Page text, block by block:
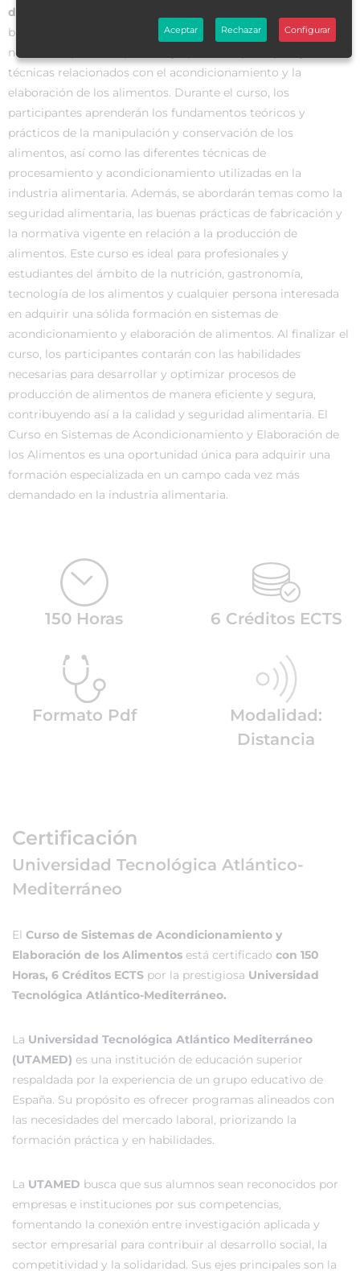
de los Alimentos
brindar a los estudiantes los conocimientos y habilidades
necesarios para comprender y aplicar los principios y
técnicas relacionados con el acondicionamiento y la
elaboración de los alimentos. Durante el curso, los
participantes aprenderán los fundamentos teóricos y
prácticos de la manipulación y conservación de los
alimentos, así como las diferentes técnicas de
procesamiento y acondicionamiento utilizadas en la
industria alimentaria. Además, se abordarán temas como la
seguridad alimentaria, las buenas prácticas de fabricación y
la normativa vigente en relación a la producción de
alimentos. Este curso es ideal para profesionales y
estudiantes del ámbito de la nutrición, gastronomía,
tecnología de los alimentos y cualquier persona interesada
en adquirir una sólida formación en sistemas de
acondicionamiento y elaboración de alimentos. Al finalizar el
curso, los participantes contarán con las habilidades
necesarias para desarrollar y optimizar procesos de
producción de alimentos de manera eficiente y segura,
contribuyendo así a la calidad y seguridad alimentaria. El
Curso en Sistemas de Acondicionamiento y Elaboración de
los Alimentos es una oportunidad única para adquirir una
formación especializada en un campo cada vez más
demandado en la industria alimentaria.
150 Horas 6 Créditos ECTS
Formato Pdf
Modalidad:
Distancia
Certificación
Universidad Tecnológica Atlántico-
Mediterráneo
El Curso de Sistemas de Acondicionamiento y
Elaboración de los Alimentos está certificado con 150
Horas, 6 Créditos ECTS por la prestigiosa Universidad
Tecnológica Atlántico-Mediterráneo.
La Universidad Tecnológica Atlántico Mediterráneo
(UTAMED) es una institución de educación superior
respaldada por la experiencia de un grupo educativo de
España. Su propósito es ofrecer programas alineados con
las necesidades del mercado laboral, priorizando la
formación práctica y en habilidades.
La UTAMED busca que sus alumnos sean reconocidos por
empresas e instituciones por sus competencias,
fomentando la conexión entre investigación aplicada y
sector empresarial para contribuir al desarrollo social, la
competitividad y la solidaridad. Sus ejes principales son la
Aceptar Rechazar Configurar